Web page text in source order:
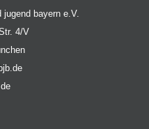
bayern e.V.
4/V